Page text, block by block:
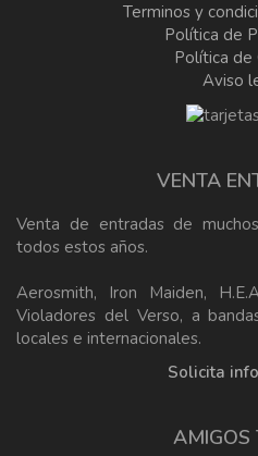
Terminos y
Política de
Política de
Aviso
VENTA
Venta de entradas de
todos estos años.
Aerosmith, Iron Maiden,
Violadores del Verso, a
locales e internacionales.
Solicita
AMIGOS